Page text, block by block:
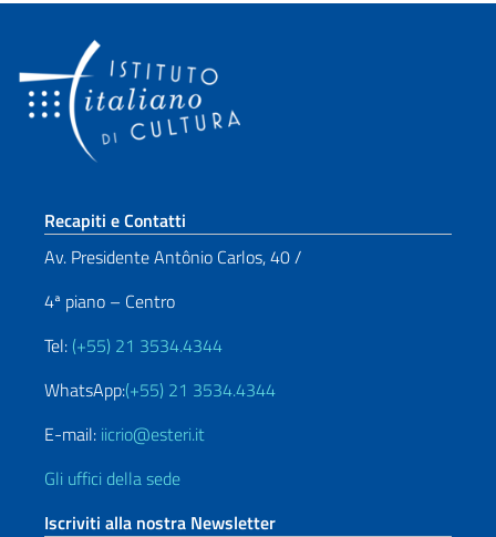
Sezione footer
Recapiti e Contatti
Av. Presidente Antônio Carlos, 40 /
4ª piano – Centro
Tel: (+55) 21 3534.4344
WhatsApp:(+55) 21 3534.4344
E-mail: iicrio@esteri.it
Gli uffici della sede
Iscriviti alla nostra Newsletter